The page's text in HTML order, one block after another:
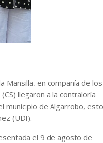
Mansilla, en compañía de los
llegaron a la contraloría
municipio de Algarrobo, esto
(UDI).
el 9 de agosto de